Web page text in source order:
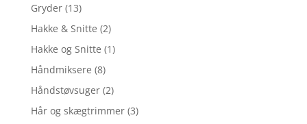
Gryder (13)
Hakke & Snitte (2)
Hakke og Snitte (1)
Håndmiksere (8)
Håndstøvsuger (2)
Hår og skægtrimmer (3)